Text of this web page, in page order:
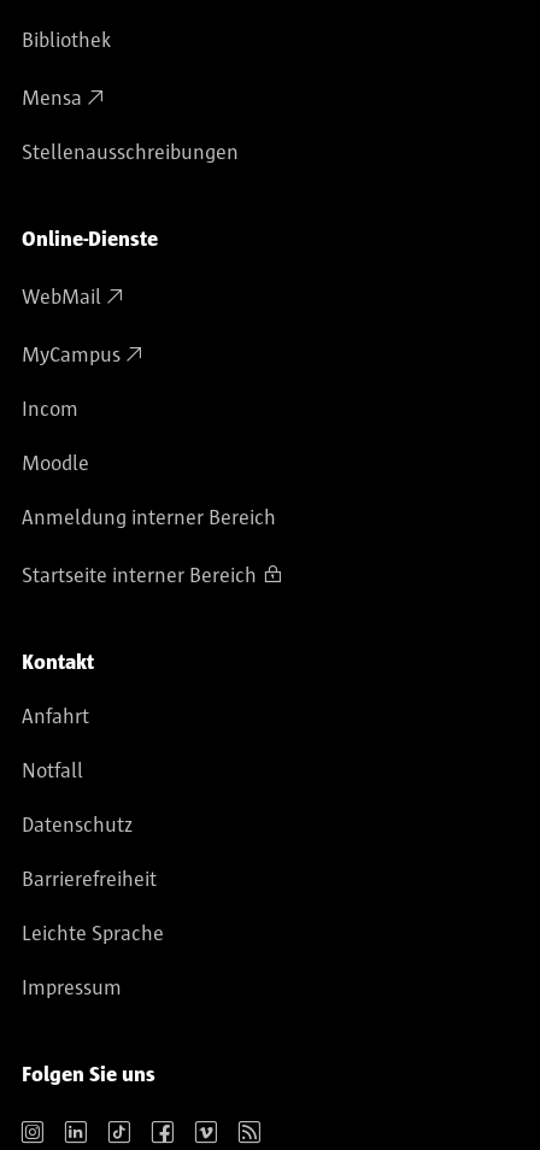
Bibliothek
Mensa
Stellenausschreibungen
Online-Dienste
WebMail
MyCampus
Incom
Moodle
Anmeldung interner Bereich
Startseite interner Bereich
Kontakt
Anfahrt
Notfall
Datenschutz
Barrierefreiheit
Leichte Sprache
Impressum
Folgen Sie uns
Instagram LinkedIn TikTok Facebook Vimeo RSS